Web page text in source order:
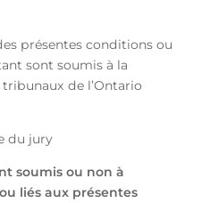
présentes conditions ou
sont soumis à la
de l’Ontario
du jury
soumis ou non à
liés aux présentes